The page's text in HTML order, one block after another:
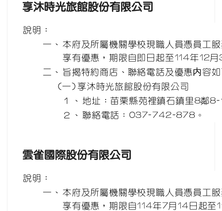
享沐時光旅館股份有限公司
說明：
一、 本府及所屬機關學校現職人員憑員工
享有優惠，期限自即日起至114年12
二、
旨揭特約商店、聯絡電話及優惠内容
(一) 享沐時光旅館股份有限公司
１、 地址：苗栗縣苑裡鎮石鎮里8鄰8-
２、
聯絡電話：037-742-878。
雲雀國際股份有限公司
說明：
一、 本府及所屬機關學校現職人員憑員工
享有優惠，期限自114年7月14日起至